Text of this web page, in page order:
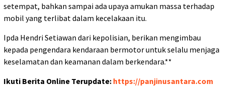
setempat, bahkan sampai ada upaya amukan massa terhadap
mobil yang terlibat dalam kecelakaan itu.
Ipda Hendri Setiawan dari kepolisian, berikan mengimbau
kepada pengendara kendaraan bermotor untuk selalu menjaga
keselamatan dan keamanan dalam berkendara.**
Ikuti Berita Online Terupdate: https://panjinusantara.com